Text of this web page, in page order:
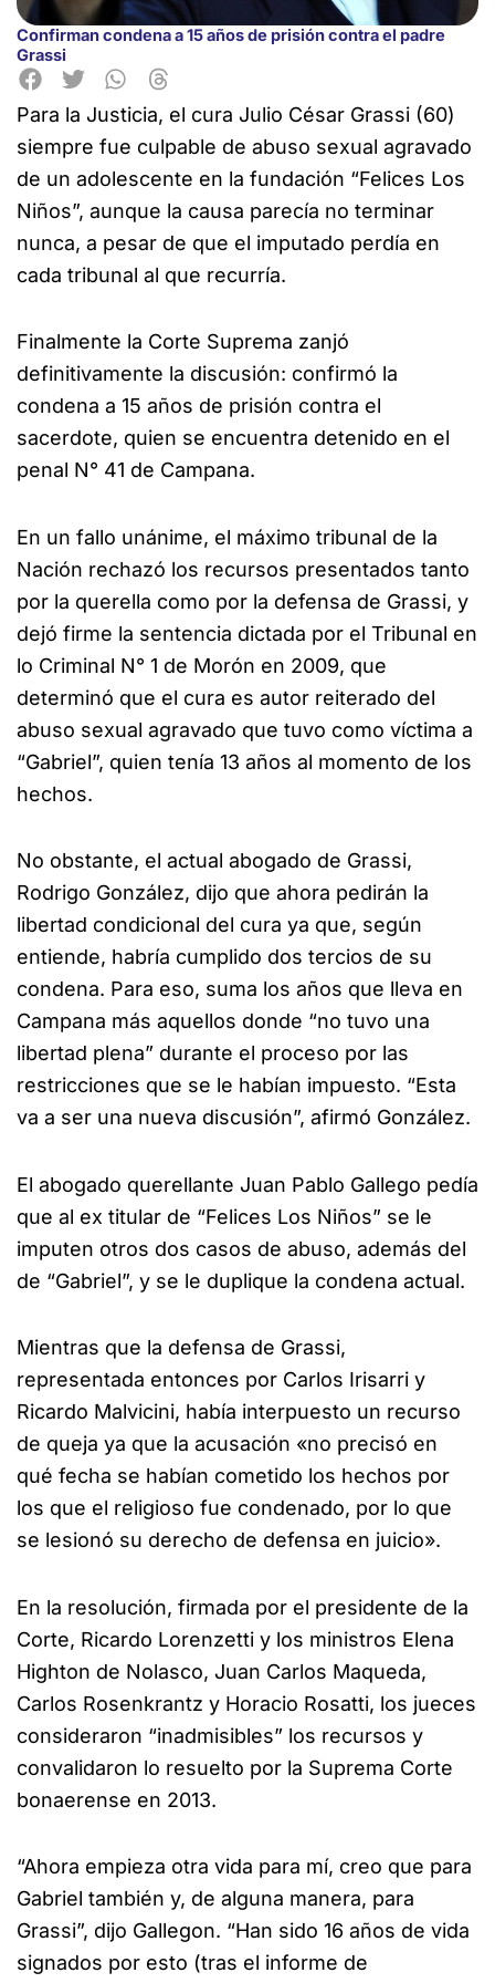
Confirman condena a 15 años de prisión contra el padre
Grassi
Para la Justicia, el cura Julio César Grassi (60)
siempre fue culpable de abuso sexual agravado
de un adolescente en la fundación “Felices Los
Niños”, aunque la causa parecía no terminar
nunca, a pesar de que el imputado perdía en
cada tribunal al que recurría.
Finalmente la Corte Suprema zanjó
definitivamente la discusión: confirmó la
condena a 15 años de prisión contra el
sacerdote, quien se encuentra detenido en el
penal N° 41 de Campana.
En un fallo unánime, el máximo tribunal de la
Nación rechazó los recursos presentados tanto
por la querella como por la defensa de Grassi, y
dejó firme la sentencia dictada por el Tribunal en
lo Criminal N° 1 de Morón en 2009, que
determinó que el cura es autor reiterado del
abuso sexual agravado que tuvo como víctima a
“Gabriel”, quien tenía 13 años al momento de los
hechos.
No obstante, el actual abogado de Grassi,
Rodrigo González, dijo que ahora pedirán la
libertad condicional del cura ya que, según
entiende, habría cumplido dos tercios de su
condena. Para eso, suma los años que lleva en
Campana más aquellos donde “no tuvo una
libertad plena” durante el proceso por las
restricciones que se le habían impuesto. “Esta
va a ser una nueva discusión”, afirmó González.
El abogado querellante Juan Pablo Gallego pedía
que al ex titular de “Felices Los Niños” se le
imputen otros dos casos de abuso, además del
de “Gabriel”, y se le duplique la condena actual.
Mientras que la defensa de Grassi,
representada entonces por Carlos Irisarri y
Ricardo Malvicini, había interpuesto un recurso
de queja ya que la acusación «no precisó en
qué fecha se habían cometido los hechos por
los que el religioso fue condenado, por lo que
se lesionó su derecho de defensa en juicio».
En la resolución, firmada por el presidente de la
Corte, Ricardo Lorenzetti y los ministros Elena
Highton de Nolasco, Juan Carlos Maqueda,
Carlos Rosenkrantz y Horacio Rosatti, los jueces
consideraron “inadmisibles” los recursos y
convalidaron lo resuelto por la Suprema Corte
bonaerense en 2013.
“Ahora empieza otra vida para mí, creo que para
Gabriel también y, de alguna manera, para
Grassi”, dijo Gallegon. “Han sido 16 años de vida
signados por esto (tras el informe de